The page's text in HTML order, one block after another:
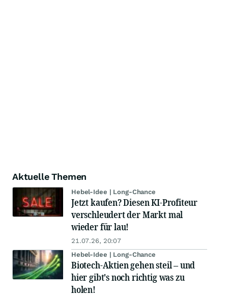
Aktuelle Themen
Hebel-Idee | Long-Chance
Jetzt kaufen? Diesen KI-Profiteur
verschleudert der Markt mal
wieder für lau!
21.07.26, 20:07
Hebel-Idee | Long-Chance
Biotech-Aktien gehen steil – und
hier gibt's noch richtig was zu
holen!